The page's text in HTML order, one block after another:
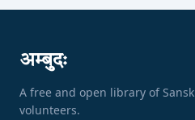
अम्बुदः
A free and open library of
volunteers.